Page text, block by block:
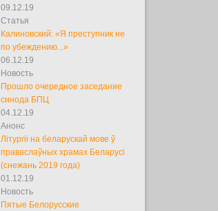
09.12.19
Статья
Калиновский: «Я преступник не
по убеждению...»
06.12.19
Новость
Прошло очередное заседание
синода БПЦ
04.12.19
Анонс
Літургіі на беларускай мове ў
праваслаўных храмах Беларусі
(снежань 2019 года)
01.12.19
Новость
Пятые Белорусские